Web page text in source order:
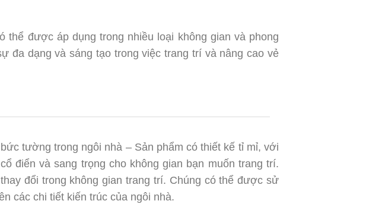
được áp dụng trong nhiều loại không gian và phong
đa dạng và sáng tạo trong việc trang trí và nâng cao vẻ
tường trong ngôi nhà – Sản phẩm có thiết kế tỉ mỉ, với
điển và sang trọng cho không gian bạn muốn trang trí.
đổi trong không gian trang trí. Chúng có thể được sử
các chi tiết kiến trúc của ngôi nhà.